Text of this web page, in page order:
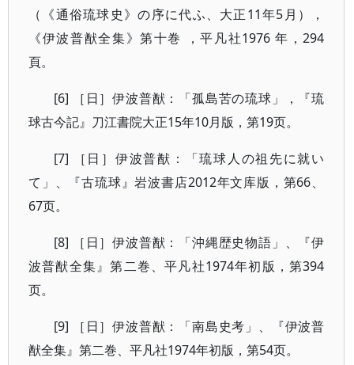
（《通俗琉球史》の序に代ふ、大正11年5月），
《伊波普猷全集》第十巻 ，平凡社1976 年，294
頁。
[6] ［日］伊波普猷：「孤島苦の琉球」，『琉
球古今記』刀江書院大正15年10月版，第19页。
[7] ［日］伊波普猷：「琉球人の祖先に就い
て」、『古琉球』岩波書店2012年文库版，第66、
67页。
[8] ［日］伊波普猷：「沖縄歴史物語」、『伊
波普猷全集』第二巻、平凡社1974年初版，第394
页。
[9] ［日］伊波普猷：「南島史考」、『伊波普
猷全集』第二巻、平凡社1974年初版，第54页。